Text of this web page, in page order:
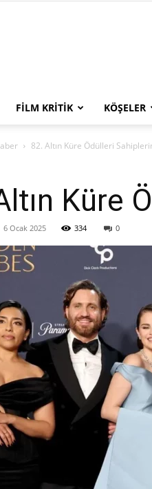
FILM KRITIK KÖŞELER
82. Altın Küre Ödülleri
Küre
6 Ocak 2025 334 0